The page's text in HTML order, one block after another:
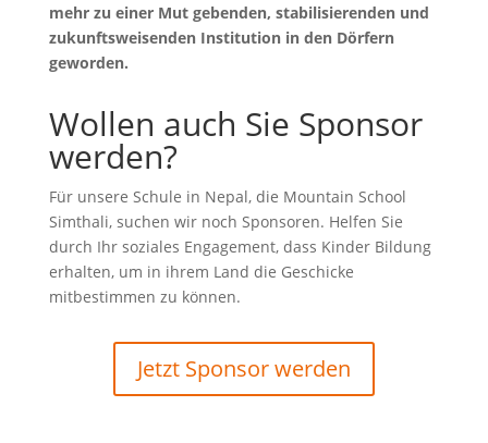
mehr zu einer Mut gebenden, stabilisierenden und
zukunftsweisenden Institution in den Dörfern
geworden.
Wollen auch Sie Sponsor
werden?
Für unsere Schule in Nepal, die Mountain School
Simthali, suchen wir noch Sponsoren. Helfen Sie
durch Ihr soziales Engagement, dass Kinder Bildung
erhalten, um in ihrem Land die Geschicke
mitbestimmen zu können.
Jetzt Sponsor werden